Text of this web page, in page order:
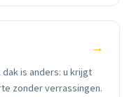
→
is anders: u krijgt
zonder verrassingen.